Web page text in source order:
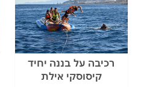
רכיבה על בננה יחיד
קיסוסקי אילת